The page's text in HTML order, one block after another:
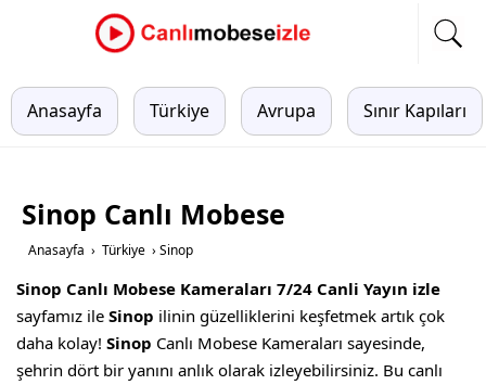
Anasayfa Türkiye Avrupa Sınır Kapıları
Sinop Canlı Mobese
Anasayfa › Türkiye › Sinop
Sinop Canlı Mobese Kameraları 7/24 Canli Yayın izle
sayfamız ile Sinop ilinin güzelliklerini keşfetmek artık çok
daha kolay! Sinop Canlı Mobese Kameraları sayesinde,
şehrin dört bir yanını anlık olarak izleyebilirsiniz. Bu canlı